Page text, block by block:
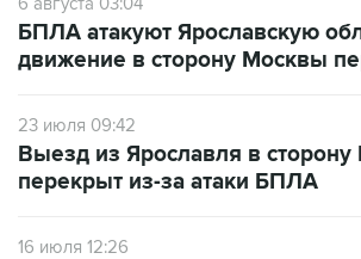
БПЛА атакуют Ярославскую
движение в сторону Москвы
23 июля 09:42
Выезд из Ярославля в
перекрыт из-за атаки БПЛА
16 июля 12:26